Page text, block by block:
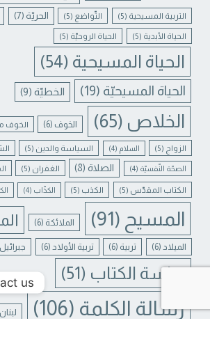
التربية المسيحية (5) التّواضع (5) الحريّة (7)
الحياة الأبدية (5) الحياة الروحيّة (5)
الحياة المسيحية (54)
الحياة المسيحيّة (19) الخطيّة (9)
الخلاص (65) الخوف (6) الخوف
الزواج (5) السلام (4) السياسة والدين (5)
الصحّة النّفسيّة (4) الصلاة(8) الغفران (5)
الكتاب المقدّس (5) الكذب (5) الكذّاب (4)
المسيح (91) الملائكة (6)
الميلاد (6) تربية (6) تربية الأولاد (6) جبرائيل
دراسة الكتاب (51)
رسالة الكلمة (106) لبنان
us